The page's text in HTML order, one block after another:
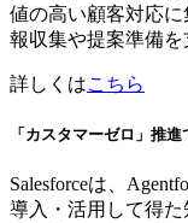
値の高い顧客対応
報収集や提案準備を
詳しくはこちら
「カスタマーゼロ」推
Salesforceは、
導入・活用して得